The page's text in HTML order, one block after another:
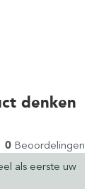
denken
0 Beoordelingen
als eerste uw